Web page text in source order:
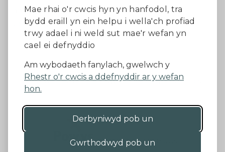
Mae rhai o'r cwcis hyn yn hanfodol, tra
bydd eraill yn ein helpu i wella'ch profiad
trwy adael i ni weld sut mae'r wefan yn
cael ei defnyddio
Am wybodaeth fanylach, gwelwch y
Rhestr o'r cwcis a ddefnyddir ar y wefan
hon.
Derbyniwyd pob un
Gwrthodwyd pob un
Dywedwch eich barn
Facebook
Datganiad Hygyrchedd
Diogelu Data a Phreifatrwydd
Telerau ac amodau
©2026 - Cyngor Sir Powys